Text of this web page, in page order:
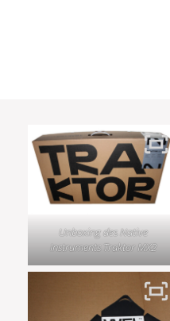
Unboxing des Native
Instruments Traktor MX2